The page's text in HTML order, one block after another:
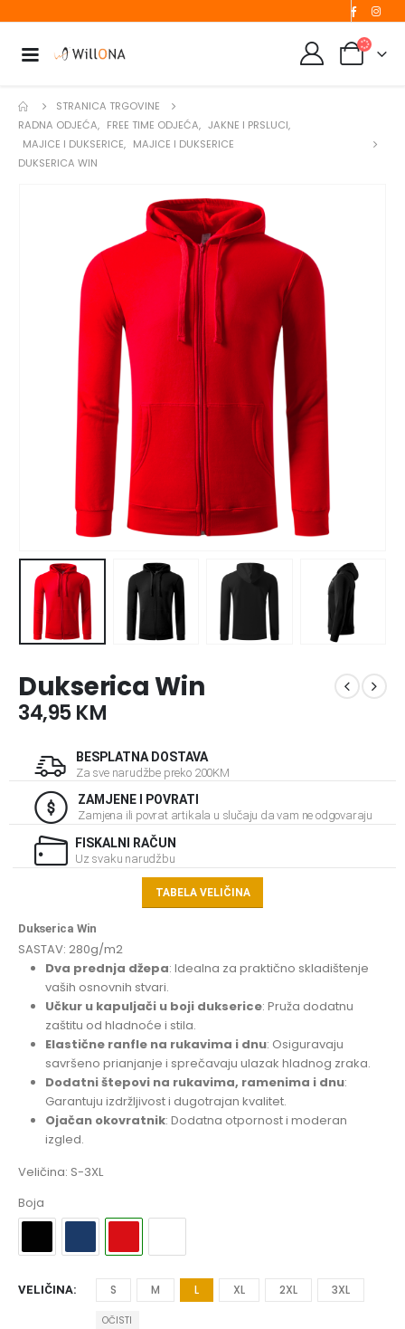
STRANICA TRGOVINE
RADNA ODJEĆA, FREE TIME ODJEĆA, JAKNE I PRSLUCI,
MAJICE I DUKSERICE, MAJICE I DUKSERICE
DUKSERICA WIN
Dukserica Win
34,95KM
BESPLATNA DOSTAVA
Za sve narudžbe preko 200KM
ZAMJENE I POVRATI
Zamjena ili povrat artikala u slučaju da vam ne odgovaraju
FISKALNI RAČUN
Uz svaku narudžbu
TABELA VELIČINA
Dukserica Win
SASTAV: 280g/m2
Dva prednja džepa: Idealna za praktično skladištenje
vaših osnovnih stvari.
Učkur u kapuljači u boji dukserice: Pruža dodatnu
zaštitu od hladnoće i stila.
Elastične ranfle na rukavima i dnu: Osiguravaju
savršeno prianjanje i sprečavaju ulazak hladnog zraka.
Dodatni štepovi na rukavima, ramenima i dnu:
Garantuju izdržljivost i dugotrajan kvalitet.
Ojačan okovratnik: Dodatna otpornost i moderan
izgled.
Veličina: S-3XL
Boja
VELIČINA S M L XL 2XL 3XL
OČISTI